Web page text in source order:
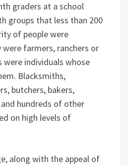
graders at a school
groups that less than 200
of people were
were farmers, ranchers or
were individuals whose
Blacksmiths,
butchers, bakers,
hundreds of other
on high levels of
along with the appeal of